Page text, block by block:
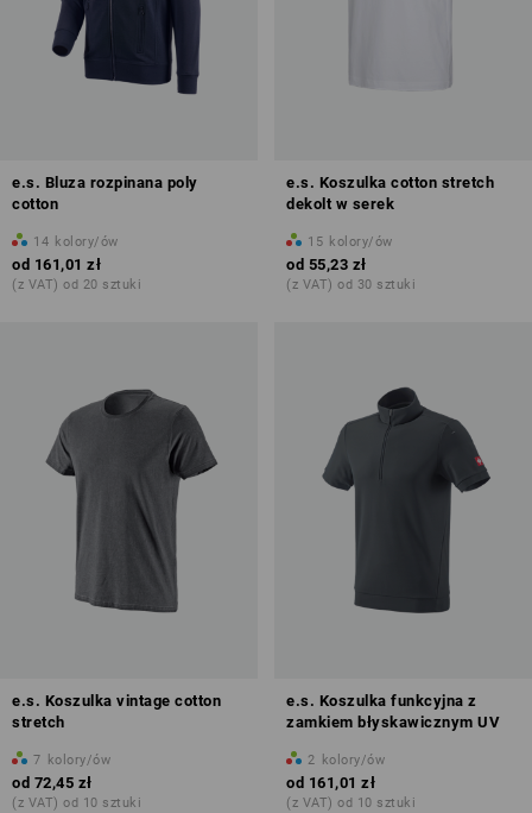
e.s. Bluza rozpinana poly
cotton
14 kolory/ów
od 161,01 zł
(z VAT) od 20 sztuki
e.s. Koszulka cotton stretch
dekolt w serek
15 kolory/ów
od 55,23 zł
(z VAT) od 30 sztuki
e.s. Koszulka vintage cotton
stretch
7 kolory/ów
od 72,45 zł
(z VAT) od 10 sztuki
e.s. Koszulka funkcyjna z
zamkiem błyskawicznym UV
2 kolory/ów
od 161,01 zł
(z VAT) od 10 sztuki